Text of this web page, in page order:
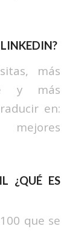
más
y más
en:
¿QUÉ ES
que se